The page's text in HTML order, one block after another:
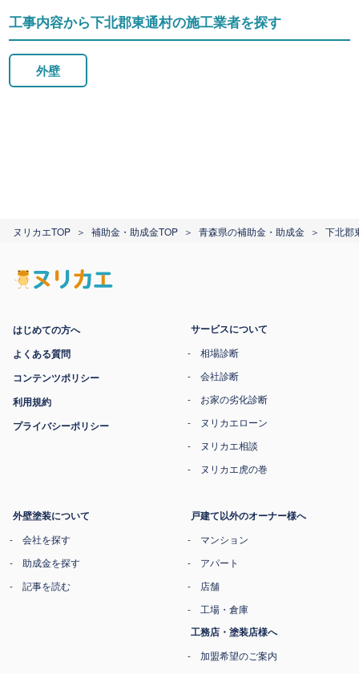
工事内容から下北郡東通村の施工業者を探す
外壁
ヌリカエTOP 補助金・助成金TOP 青森県の補助金・助成金 下北郡
はじめての方へ
よくある質問
コンテンツポリシー
利用規約
プライバシーポリシー
サービスについて
相場診断
会社診断
お家の劣化診断
ヌリカエローン
ヌリカエ相談
ヌリカエ虎の巻
外壁塗装について
会社を探す
助成金を探す
記事を読む
戸建て以外のオーナー様へ
マンション
アパート
店舗
工場・倉庫
工務店・塗装店様へ
加盟希望のご案内